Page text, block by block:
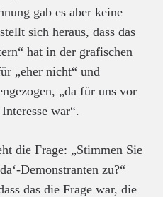
gab es aber keine
sich heraus, dass das
hat in der grafischen
„eher nicht“ und
„da für uns vor
war“.
die Frage: „Stimmen Sie
Demonstranten zu?“
das die Frage war, die